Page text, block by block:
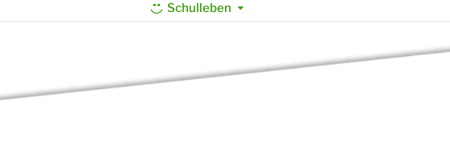
Schulleben